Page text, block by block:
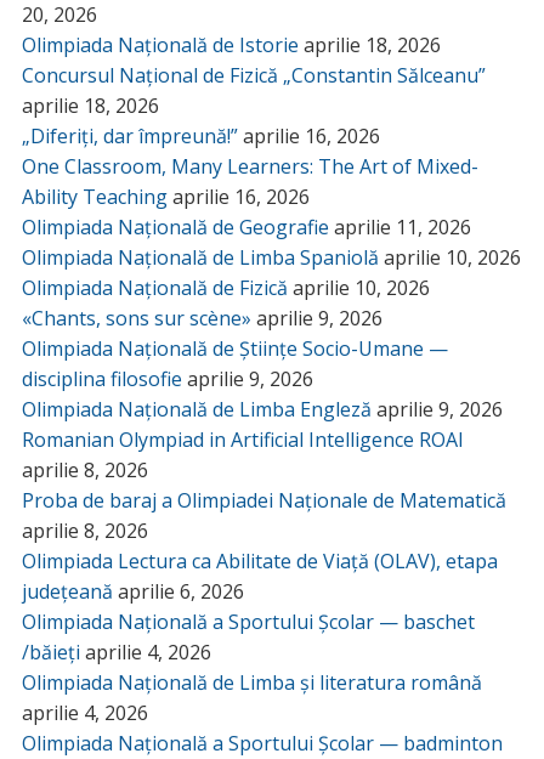
20, 2026
Olimpiada Națională de Istorie aprilie 18, 2026
Concursul Național de Fizică „Constantin Sălceanu”
aprilie 18, 2026
„Diferiți, dar împreună!”aprilie 16, 2026
One Classroom, Many Learners: The Art of Mixed-
Ability Teachingaprilie 16, 2026
Olimpiada Națională de Geografie aprilie 11, 2026
Olimpiada Națională de Limba Spaniolă aprilie 10, 2026
Olimpiada Națională de Fizică aprilie 10, 2026
«Chants, sons sur scène» aprilie 9, 2026
Olimpiada Națională de Științe Socio-Umane —
disciplina filosofie aprilie 9, 2026
Olimpiada Națională de Limba Engleză aprilie 9, 2026
Romanian Olympiad in Artificial Intelligence ROAI
aprilie 8, 2026
Proba de baraj a Olimpiadei Naționale de Matematică
aprilie 8, 2026
Olimpiada Lectura ca Abilitate de Viață (OLAV), etapa
județeană aprilie 6, 2026
Olimpiada Națională a Sportului Școlar — baschet
/băieți aprilie 4, 2026
Olimpiada Națională de Limba și literatura română
aprilie 4, 2026
Olimpiada Națională a Sportului Școlar — badminton